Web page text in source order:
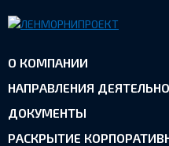
О КОМПАНИИ
НАПРАВЛЕНИЯ
ДОКУМЕНТЫ
РАСКРЫТИЕ